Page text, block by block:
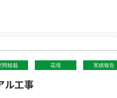
間植栽 花壇 実績報告
ル工事